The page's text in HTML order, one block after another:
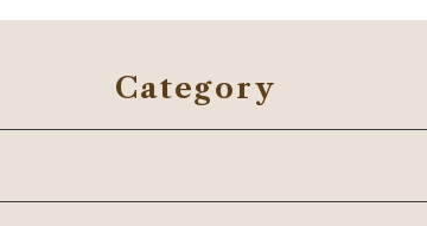
Category